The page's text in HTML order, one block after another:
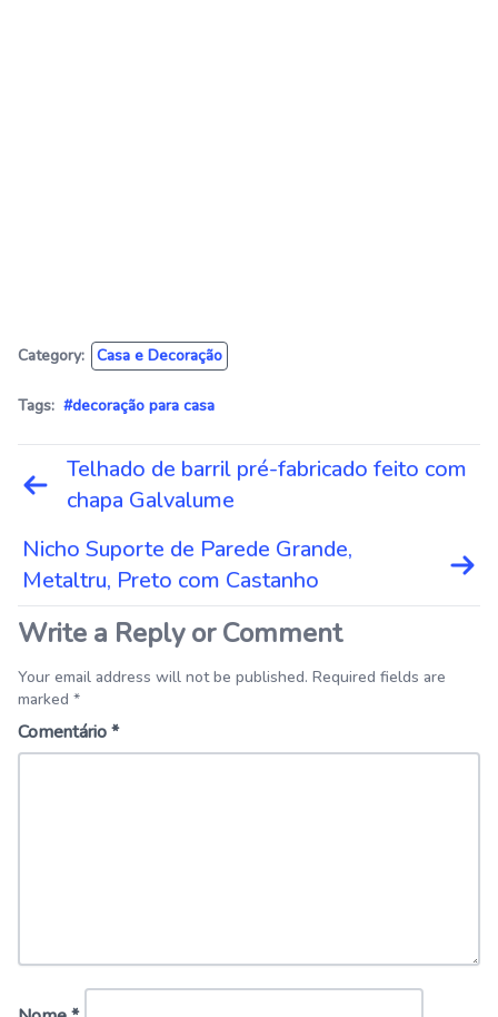
Category: Casa e Decoração
Tags: #decoração para casa
Navegação
de
Telhado de barril pré-fabricado feito com
chapa Galvalume
Nicho Suporte de Parede Grande,
Metaltru, Preto com Castanho
Write a Reply or Comment
Your email address will not be published. Required fields are
marked *
Comentário*